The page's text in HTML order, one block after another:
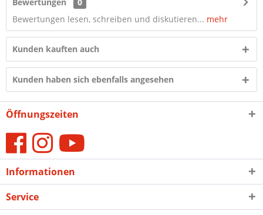
Bewertungen lesen, schreiben und diskutieren... mehr
Kunden kauften auch
Kunden haben sich ebenfalls angesehen
Öffnungszeiten
Informationen
Service